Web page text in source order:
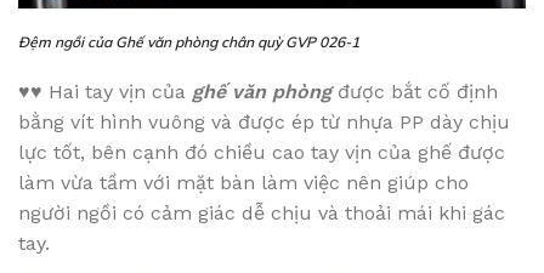
Đệm ngồi của Ghế văn phòng chân quỳ GVP 026-1
♥♥ Hai tay vịn của ghế văn phòngđược bắt cố định
bằng vít hình vuông và được ép từ nhựa PP dày chịu
lực tốt, bên cạnh đó chiều cao tay vịn của ghế được
làm vừa tầm với mặt bàn làm việc nên giúp cho
người ngồi có cảm giác dễ chịu và thoải mái khi gác
tay.